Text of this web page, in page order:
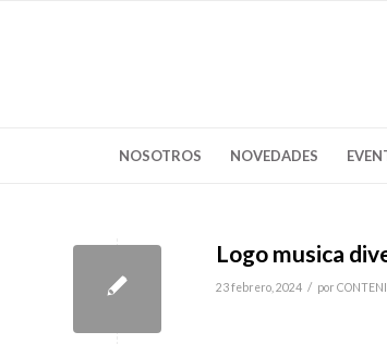
NOSOTROS NOVEDADES
Logo musica
23 febrero, 2024 / por